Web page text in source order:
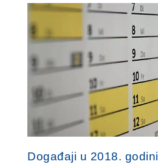
Događaji u 2018. godini